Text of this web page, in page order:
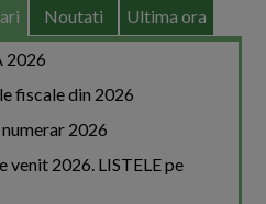
Noutati Ultima ora
2026
fiscale din 2026
2026
venit 2026. LISTELE pe